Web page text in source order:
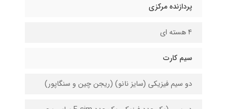
پردازنده مرکزی
۴ هسته ای
سیم کارت
دو سیم فیزیکی (سایز نانو) (ریجن چین و سنگاپور)